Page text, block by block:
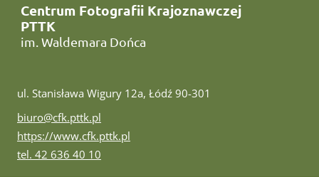
Centrum Fotografii Krajoznawczej
PTTK
im. Waldemara Dońca
ul. Stanisława Wigury 12a, Łódź 90-301
e-mail:
biuro@cfk.pttk.pl
www:
https://www.cfk.pttk.pl
tel:
tel. 42 636 40 10